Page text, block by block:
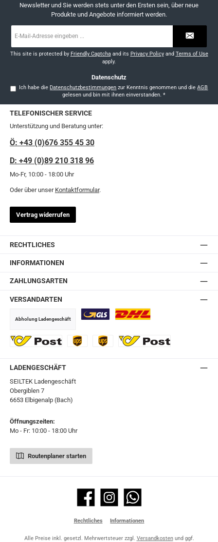
Newsletter und Sie werden stets unter den Ersten sein, über neue
Produkte und Angebote informiert werden.
Mail-
*
This site is protected by Friendly Captchaand its Privacy Policyand Terms of Use
apply.
Datenschutz
Ich habe die Datenschutzbestimmungen zur Kenntnis genommen und dieAGB
gelesen und bin mit ihnen einverstanden. *
TELEFONISCHER SERVICE
Unterstützung und Beratung unter:
Ö: +43 (0)676 355 45 30
D: +49 (0)89 210 318 96
Mo-Fr, 10:00 - 18:00 Uhr
Oder über unser Kontaktformular.
Vertrag widerrufen
RECHTLICHES
INFORMATIONEN
ZAHLUNGSARTEN
VERSANDARTEN
Abholung Ladengeschäft
LADENGESCHÄFT
SEILTEK Ladengeschäft
Obergiblen 7
6653 Elbigenalp (Bach)
Öffnungszeiten:
Mo - Fr: 10:00 - 18:00 Uhr
Routenplaner starten
Facebook Instagram WhatsApp
Rechtliches Informationen
Alle Preise inkl. gesetzl. Mehrwertsteuer zzgl. Versandkostenund ggf.